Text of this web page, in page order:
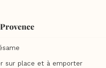
sur place et à emporter